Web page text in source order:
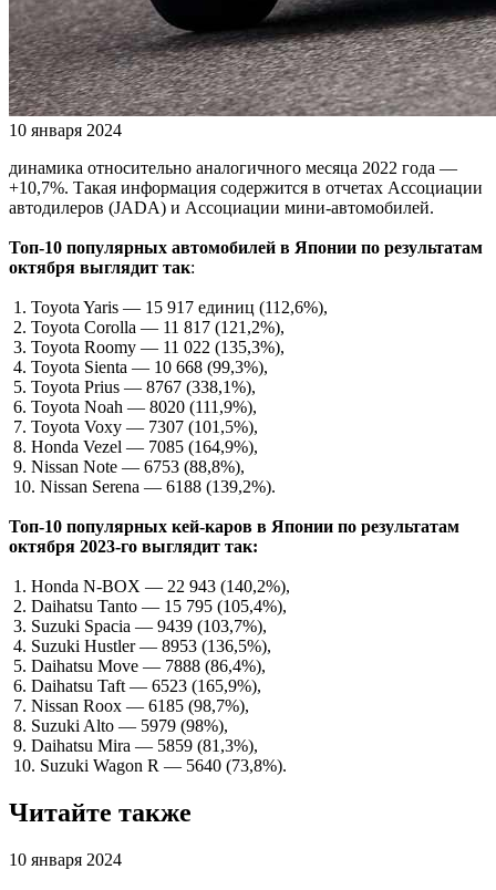
10 января 2024
динамика относительно аналогичного месяца 2022 года —
+10,7%. Такая информация содержится в отчетах Ассоциации
автодилеров (JADA) и Ассоциации мини-автомобилей.
Топ-10 популярных автомобилей в Японии по результатам
октября выглядит так:
1. Toyota Yaris — 15 917 единиц (112,6%),
2. Toyota Corolla — 11 817 (121,2%),
3. Toyota Roomy — 11 022 (135,3%),
4. Toyota Sienta — 10 668 (99,3%),
5. Toyota Prius — 8767 (338,1%),
6. Toyota Noah — 8020 (111,9%),
7. Toyota Voxy — 7307 (101,5%),
8. Honda Vezel — 7085 (164,9%),
9. Nissan Note — 6753 (88,8%),
10. Nissan Serena — 6188 (139,2%).
Топ-10 популярных кей-каров в Японии по результатам
октября 2023-го выглядит так:
1. Honda N-BOX — 22 943 (140,2%),
2. Daihatsu Tanto — 15 795 (105,4%),
3. Suzuki Spacia — 9439 (103,7%),
4. Suzuki Hustler — 8953 (136,5%),
5. Daihatsu Move — 7888 (86,4%),
6. Daihatsu Taft — 6523 (165,9%),
7. Nissan Roox — 6185 (98,7%),
8. Suzuki Alto — 5979 (98%),
9. Daihatsu Mira — 5859 (81,3%),
10. Suzuki Wagon R — 5640 (73,8%).
Читайте также
10 января 2024